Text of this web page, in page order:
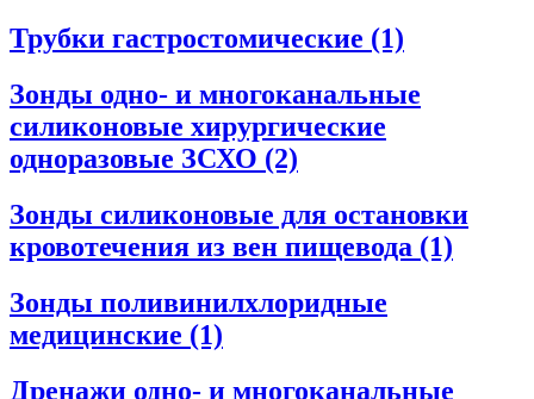
Трубки гастростомические (1)
Зонды одно- и многоканальные
силиконовые хирургические
одноразовые ЗСХО (2)
Зонды силиконовые для остановки
кровотечения из вен пищевода (1)
Зонды поливинилхлоридные
медицинские (1)
Дренажи одно- и многоканальные